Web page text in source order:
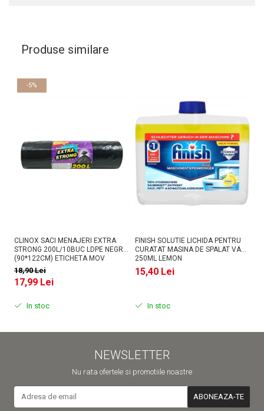
Produse similare
-5%
CLINOX SACI MENAJERI EXTRA
STRONG 200L/10BUC LDPE NEGRI
(90*122CM) ETICHETA MOV
18,90 Lei
17,99 Lei
In stoc
FINISH SOLUTIE LICHIDA PENTRU
CURATAT MASINA DE SPALAT VASE
250ML LEMON
15,40 Lei
In stoc
NEWSLETTER
Nu rata ofertele si promotiile noastre